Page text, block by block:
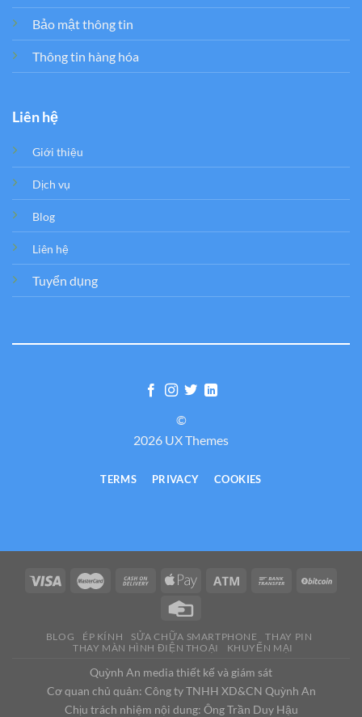
Bảo mật thông tin
Thông tin hàng hóa
Liên hệ
Giới thiệu
Dịch vụ
Blog
Liên hệ
Tuyển dụng
©
2026 UX Themes
TERMS PRIVACY COOKIES
BLOG ÉP KÍNH SỬA CHỮA SMARTPHONE
THAY PIN
THAY MÀN HÌNH ĐIỆN THOẠI
KHUYẾN MẠI
Quỳnh An media thiết kế và giám sát
Cơ quan chủ quản: Công ty TNHH XD&CN Quỳnh An
Chịu trách nhiệm nội dung: Ông Trần Duy Hậu